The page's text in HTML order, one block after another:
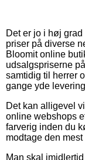
Det er jo i høj
priser på diverse
Bloomit online
udsalgspriserne
samtidig til herrer
gange yde
Det kan alligevel
online webshops
farverig inden du
modtage den
Man skal